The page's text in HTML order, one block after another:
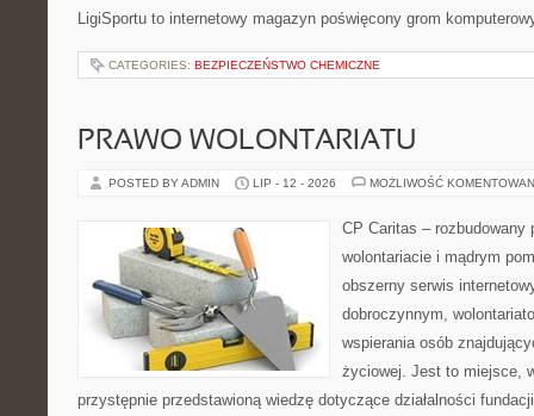
LigiSportu to internetowy magazyn poświęcony grom
CATEGORIES: BEZPIECZEŃSTWO CHEMICZNE
PRAWO WOLONTARIATU
POSTED BY ADMIN LIP - 12 - 2026 MOŻLIWOŚĆ
CP Caritas – rozbudowany
wolontariacie i mądrym
obszerny serwis
dobroczynnym,
wspierania osób
życiowej. Jest to miejsce,
przystępnie przedstawioną wiedzę dotyczące działalności